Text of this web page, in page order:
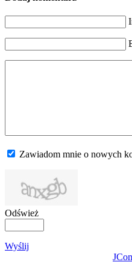
Zawiadom mnie o nowych
Odśwież
Wyślij